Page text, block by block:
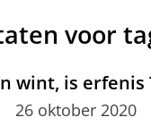
voor
wint, is
26 oktober 2020